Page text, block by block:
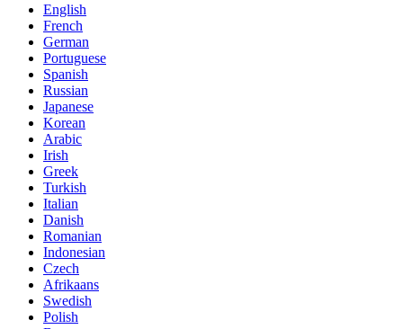
English
French
German
Portuguese
Spanish
Russian
Japanese
Korean
Arabic
Irish
Greek
Turkish
Italian
Danish
Romanian
Indonesian
Czech
Afrikaans
Swedish
Polish